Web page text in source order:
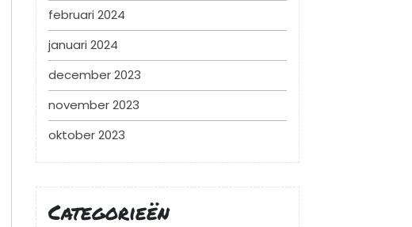
februari 2024
januari 2024
december 2023
november 2023
oktober 2023
Categorieën